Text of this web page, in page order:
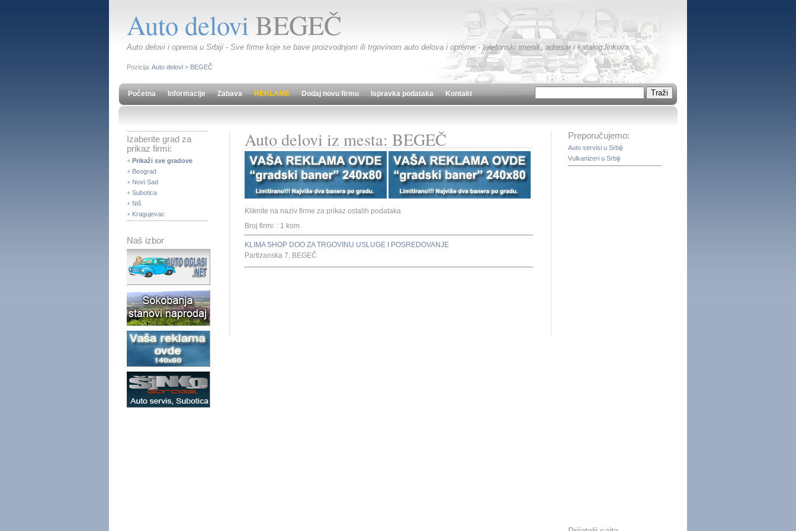
Auto deloviBEGEČ
Auto delovi i oprema u Srbiji - Sve firme koje se bave proizvodnjom ili trgovinom auto delova i opreme - telefonski imenik, adresar i katalog linkova.
Pozicija: Auto delovi > BEGEČ
Početna Informacije Zabava REKLAME Dodaj novu firmu Ispravka podataka Kontakt
Izaberite grad za
prikaz firmi:
+ Prikaži sve gradove
+ Beograd
+ Novi Sad
+ Subotica
+ Niš
+ Kragujevac
Naš izbor
Auto delovi iz mesta: BEGEČ
Kliknite na naziv firme za prikaz ostalih podataka
Broj firmi: : 1 kom
KLIMA SHOP DOO ZA TRGOVINU USLUGE I POSREDOVANJE
Partizanska 7, BEGEČ
Preporučujemo:
Auto servisi u Srbiji
Vulkanizeri u Srbiji